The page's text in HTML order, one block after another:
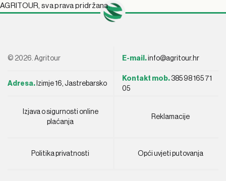
AGRITOUR, sva prava pridržana.
© 2026. Agritour E-mail.info@agritour.hr
Adresa. Izimje 16, Jastrebarsko
Kontakt mob. 385 98 165 71
05
Izjava o sigurnosti online
plaćanja
Reklamacije
Politika privatnosti Opći uvjeti putovanja